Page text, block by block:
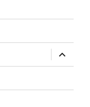
ouvrir
le
sous-